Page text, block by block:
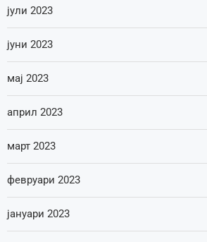
јули 2023
јуни 2023
мај 2023
април 2023
март 2023
февруари 2023
јануари 2023